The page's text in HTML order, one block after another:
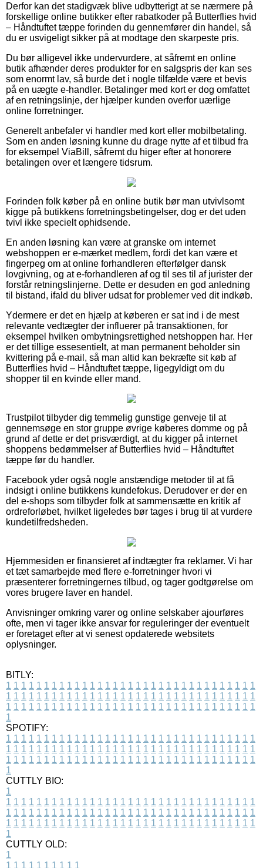
Derfor kan det stadigvæk blive udbytterigt at se nærmere på
forskellige online butikker efter rabatkoder på Butterflies hvid
– Håndtuftet tæppe forinden du gennemfører din handel, så
du er usvigeligt sikker på at modtage den skarpeste pris.
Du bør alligevel ikke undervurdere, at såfremt en online
butik afhænder deres produkter for en salgspris der kan ses
som enormt lav, så burde det i nogle tilfælde være et bevis
på en uægte e-handler. Betalinger med kort er dog omfattet
af en retningslinje, der hjælper kunden overfor uærlige
online forretninger.
Generelt anbefaler vi handler med kort eller mobilbetaling.
Som en anden løsning kunne du drage nytte af et tilbud fra
for eksempel ViaBill, såfremt du higer efter at honorere
betalingen over et længere tidsrum.
Forinden folk køber på en online butik bør man utvivlsomt
kigge på butikkens forretningsbetingelser, dog er det uden
tvivl ikke specielt ophidsende.
En anden løsning kan være at granske om internet
webshoppen er e-mærket medlem, fordi det kan være et
fingerpeg om at online forhandleren efterfølger dansk
lovgivning, og at e-forhandleren af og til ses til af jurister der
forstår retningslinjerne. Dette er desuden en god anledning
til bistand, ifald du bliver udsat for problemer ved dit indkøb.
Ydermere er det en hjælp at køberen er sat ind i de mest
relevante vedtægter der influerer på transaktionen, for
eksempel hvilken ombytningsrettighed netshoppen har. Her
er det tillige essesentielt, at man permanent beholder sin
kvittering på e-mail, så man altid kan bekræfte sit køb af
Butterflies hvid – Håndtuftet tæppe, ligegyldigt om du
shopper til en kvinde eller mand.
Trustpilot tilbyder dig temmelig gunstige genveje til at
gennemsøge en stor gruppe øvrige køberes domme og på
grund af dette er det prisværdigt, at du kigger på internet
shoppens bedømmelser af Butterflies hvid – Håndtuftet
tæppe før du handler.
Facebook yder også nogle anstændige metoder til at få
indsigt i online butikkens kundefokus. Derudover er der en
del e-shops som tilbyder folk at sammensætte en kritik af
ordreforløbet, hvilket ligeledes bør tages i brug til at vurdere
kundetilfredsheden.
Hjemmesiden er finansieret af indtægter fra reklamer. Vi har
et tæt samarbejde med flere e-forretninger hvori vi
præsenterer forretningernes tilbud, og tager godtgørelse om
vores brugere laver en handel.
Anvisninger omkring varer og online selskaber ajourføres
ofte, men vi tager ikke ansvar for reguleringer der eventuelt
er foretaget efter at vi senest opdaterede websitets
oplysninger.
BITLY:
1 1 1 1 1 1 1 1 1 1 1 1 1 1 1 1 1 1 1 1 1 1 1 1 1 1 1 1 1 1 1 1 1
1 1 1 1 1 1 1 1 1 1 1 1 1 1 1 1 1 1 1 1 1 1 1 1 1 1 1 1 1 1 1 1 1
1 1 1 1 1 1 1 1 1 1 1 1 1 1 1 1 1 1 1 1 1 1 1 1 1 1 1 1 1 1 1 1 1
1
SPOTIFY:
1 1 1 1 1 1 1 1 1 1 1 1 1 1 1 1 1 1 1 1 1 1 1 1 1 1 1 1 1 1 1 1 1
1 1 1 1 1 1 1 1 1 1 1 1 1 1 1 1 1 1 1 1 1 1 1 1 1 1 1 1 1 1 1 1 1
1 1 1 1 1 1 1 1 1 1 1 1 1 1 1 1 1 1 1 1 1 1 1 1 1 1 1 1 1 1 1 1 1
1
CUTTLY BIO:
1
1 1 1 1 1 1 1 1 1 1 1 1 1 1 1 1 1 1 1 1 1 1 1 1 1 1 1 1 1 1 1 1 1
1 1 1 1 1 1 1 1 1 1 1 1 1 1 1 1 1 1 1 1 1 1 1 1 1 1 1 1 1 1 1 1 1
1 1 1 1 1 1 1 1 1 1 1 1 1 1 1 1 1 1 1 1 1 1 1 1 1 1 1 1 1 1 1 1 1
1
CUTTLY OLD:
1
1 1 1 1 1 1 1 1 1 1